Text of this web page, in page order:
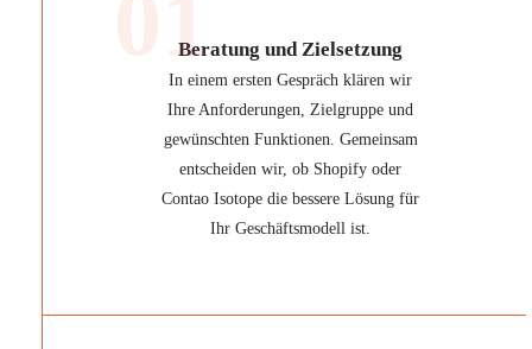
01
Beratung und Zielsetzung
In einem ersten Gespräch klären wir
Ihre Anforderungen, Zielgruppe und
gewünschten Funktionen. Gemeinsam
entscheiden wir, ob Shopify oder
Contao Isotope die bessere Lösung für
Ihr Geschäftsmodell ist.